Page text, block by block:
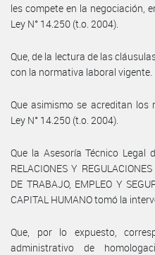
les compete en la negociación,
Ley N° 14.250 (t.o. 2004).
Que, de la lectura de las
con la normativa laboral vigente.
Que asimismo se acreditan los
Ley N° 14.250 (t.o. 2004).
Que la Asesoría Técnico Legal
RELACIONES Y
DE TRABAJO, EMPLEO Y
CAPITAL HUMANO tomó la
Que, por lo expuesto,
administrativo de